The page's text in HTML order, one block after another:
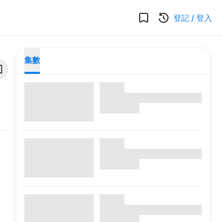
登記 / 登入
集數